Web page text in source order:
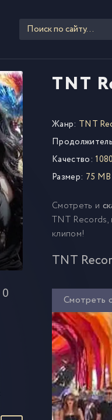
TNT
0
Жанр: TNT
Качество:
Размер: 75 MB
Смотреть и
TNT Records,
клипом!
TNT
Смотреть